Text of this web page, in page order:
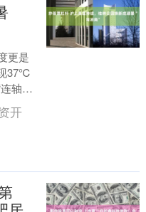
更是
37℃
轴
重新
开